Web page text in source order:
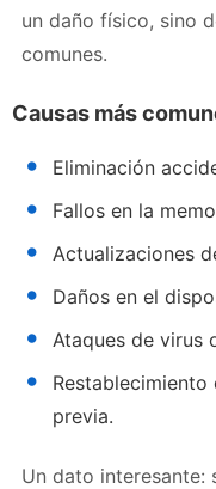
un daño físico, sino
comunes.
Causas más
Eliminación
Fallos en la
Actualizaciones
Daños en el
Ataques de virus
previa.
Un dato interesante: